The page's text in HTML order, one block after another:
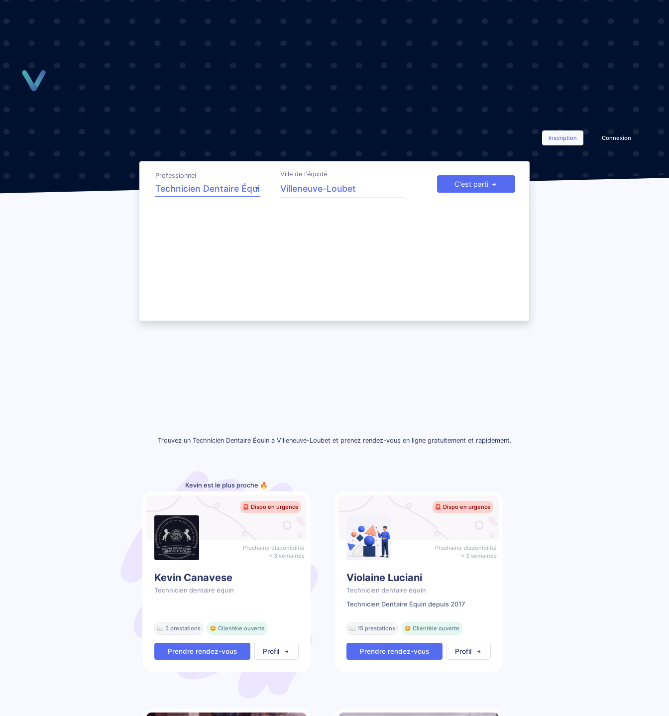
Inscription Connexion
Professionnel Ville de l'équidé
C'est parti
Trouvez un Technicien Dentaire Équin à Villeneuve-Loubet et prenez rendez-vous en ligne gratuitement et rapidement.
Kevin est le plus proche 🔥
🚨 Dispo en urgence
Prochaine disponibilité
< 3 semaines
Kevin Canavese
Technicien dentaire équin
📖 5 prestations 🤩 Clientèle ouverte
Prendre rendez-vous Profil
🚨 Dispo en urgence
Prochaine disponibilité
< 3 semaines
Violaine Luciani
Technicien dentaire équin
Technicien Dentaire Équin depuis 2017
📖 15 prestations 🤩 Clientèle ouverte
Prendre rendez-vous Profil